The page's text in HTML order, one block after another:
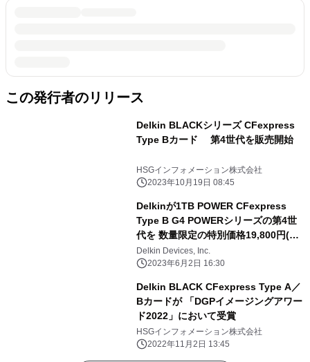
この発行者のリリース
Delkin BLACKシリーズ CFexpress
Type Bカード 第4世代を販売開始
HSGインフォメーション株式会社
2023年10月19日 08:45
Delkinが1TB POWER CFexpress
Type B G4 POWERシリーズの第4世
代を 数量限定の特別価格19,800円(税
込)で販売
Delkin Devices, Inc.
2023年6月2日 16:30
Delkin BLACK CFexpress Type A／
Bカードが 「DGPイメージングアワー
ド2022」において受賞
HSGインフォメーション株式会社
2022年11月2日 13:45